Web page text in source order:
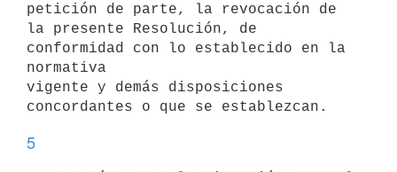
petición de parte, la revocación de
la presente Resolución, de
conformidad con lo establecido en la
normativa
vigente y demás disposiciones
5